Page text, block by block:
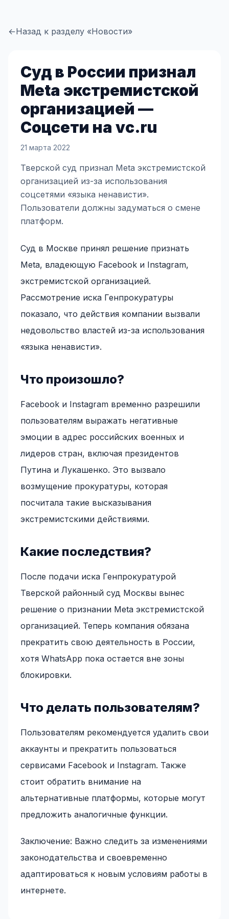
←Назад к разделу «Новости»
Суд в России признал
Meta экстремистской
организацией —
Соцсети на vc.ru
21 марта 2022
Тверской суд признал Meta экстремистской
организацией из-за использования
соцсетями «языка ненависти».
Пользователи должны задуматься о смене
платформ.
Суд в Москве принял решение признать
Meta, владеющую Facebook и Instagram,
экстремистской организацией.
Рассмотрение иска Генпрокуратуры
показало, что действия компании вызвали
недовольство властей из-за использования
«языка ненависти».
Что произошло?
Facebook и Instagram временно разрешили
пользователям выражать негативные
эмоции в адрес российских военных и
лидеров стран, включая президентов
Путина и Лукашенко. Это вызвало
возмущение прокуратуры, которая
посчитала такие высказывания
экстремистскими действиями.
Какие последствия?
После подачи иска Генпрокуратурой
Тверской районный суд Москвы вынес
решение о признании Meta экстремистской
организацией. Теперь компания обязана
прекратить свою деятельность в России,
хотя WhatsApp пока остается вне зоны
блокировки.
Что делать пользователям?
Пользователям рекомендуется удалить свои
аккаунты и прекратить пользоваться
сервисами Facebook и Instagram. Также
стоит обратить внимание на
альтернативные платформы, которые могут
предложить аналогичные функции.
Заключение: Важно следить за изменениями
законодательства и своевременно
адаптироваться к новым условиям работы в
интернете.